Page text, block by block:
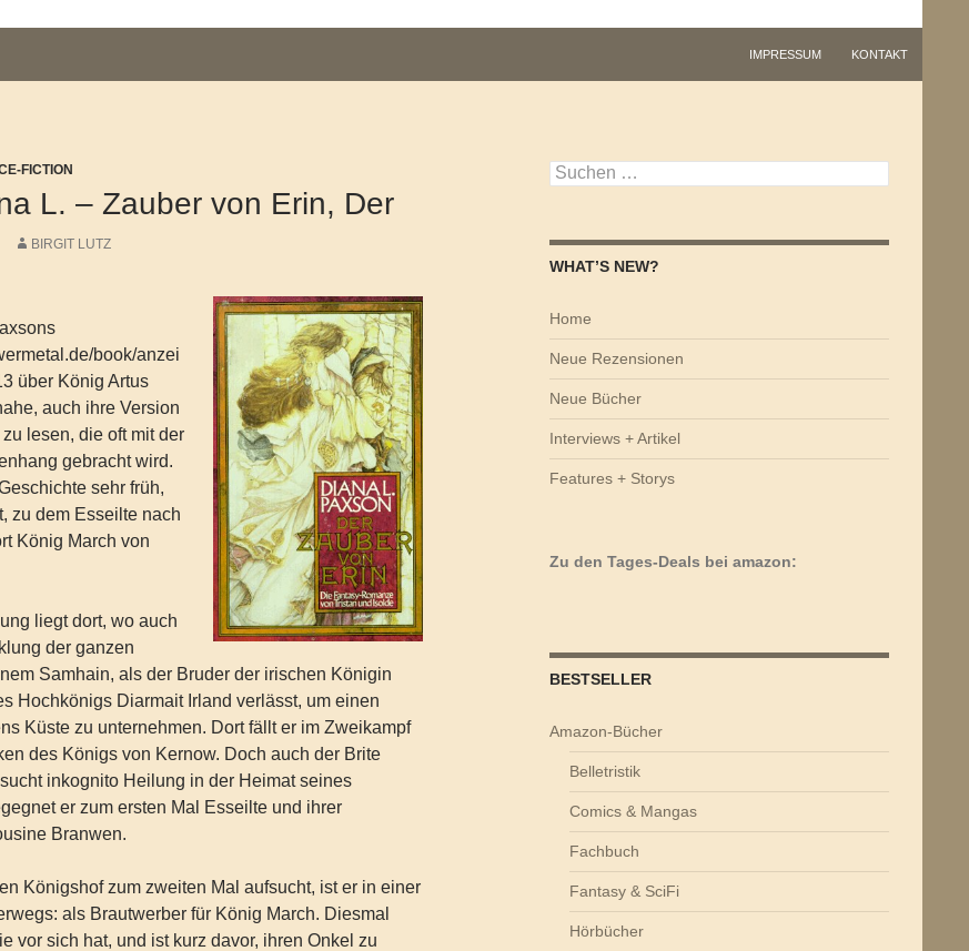
IMPRESSUM KONTAKT
FICTION
L. – Zauber von Erin, Der
BIRGIT LUTZ
book/anzei
über König Artus
auch ihre Version
lesen, die oft mit der
gebracht wird.
sehr früh,
zu dem Esseilte nach
König March von
liegt dort, wo auch
der ganzen
Samhain, als der Bruder der irischen Königin
Hochkönigs Diarmait Irland verlässt, um einen
Küste zu unternehmen. Dort fällt er im Zweikampf
des Königs von Kernow. Doch auch der Brite
inkognito Heilung in der Heimat seines
er zum ersten Mal Esseilte und ihrer
Branwen.
Königshof zum zweiten Mal aufsucht, ist er in einer
als Brautwerber für König March. Diesmal
vor sich hat, und ist kurz davor, ihren Onkel zu
Suchen
nach:
WHAT’S NEW?
Home
Neue Rezensionen
Neue Bücher
Interviews + Artikel
Features + Storys
Zu den Tages-Deals bei amazon:
BESTSELLER
Amazon-Bücher
Belletristik
Comics & Mangas
Fachbuch
Fantasy & SciFi
Hörbücher